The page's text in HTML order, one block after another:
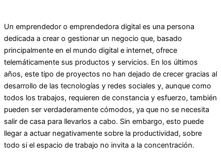
Un emprendedor o emprendedora digital es una persona
dedicada a crear o gestionar un negocio que, basado
principalmente en el mundo digital e internet, ofrece
telemáticamente sus productos y servicios. En los últimos
años, este tipo de proyectos no han dejado de crecer gracias al
desarrollo de las tecnologías y redes sociales y, aunque como
todos los trabajos, requieren de constancia y esfuerzo, también
pueden ser verdaderamente cómodos, ya que no se necesita
salir de casa para llevarlos a cabo. Sin embargo, esto puede
llegar a actuar negativamente sobre la productividad, sobre
todo si el espacio de trabajo no invita a la concentración.